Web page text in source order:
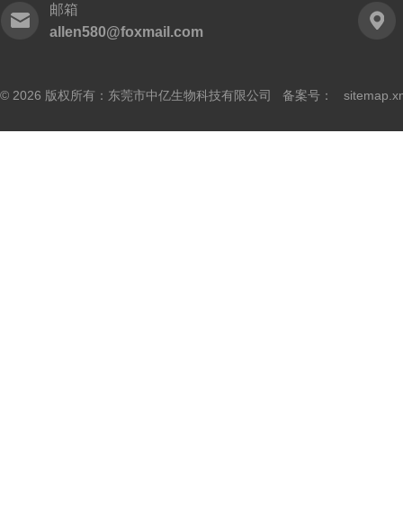
邮箱
allen580@foxmail.com
© 2026 版权所有：东莞市中亿生物科技有限公司 备案号：